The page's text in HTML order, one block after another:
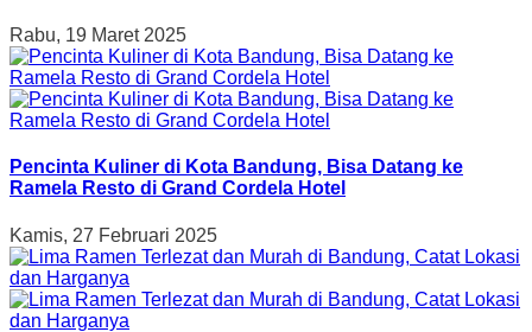
Rabu, 19 Maret 2025
Pencinta Kuliner di Kota Bandung, Bisa Datang ke
Ramela Resto di Grand Cordela Hotel
Kamis, 27 Februari 2025